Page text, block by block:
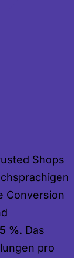
Shops
Conversion
%. Das
pro